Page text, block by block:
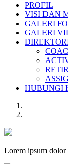
PROFIL
VISI DAN
GALERI
GALERI
HUBUNGI
Lorem ipsum dolor